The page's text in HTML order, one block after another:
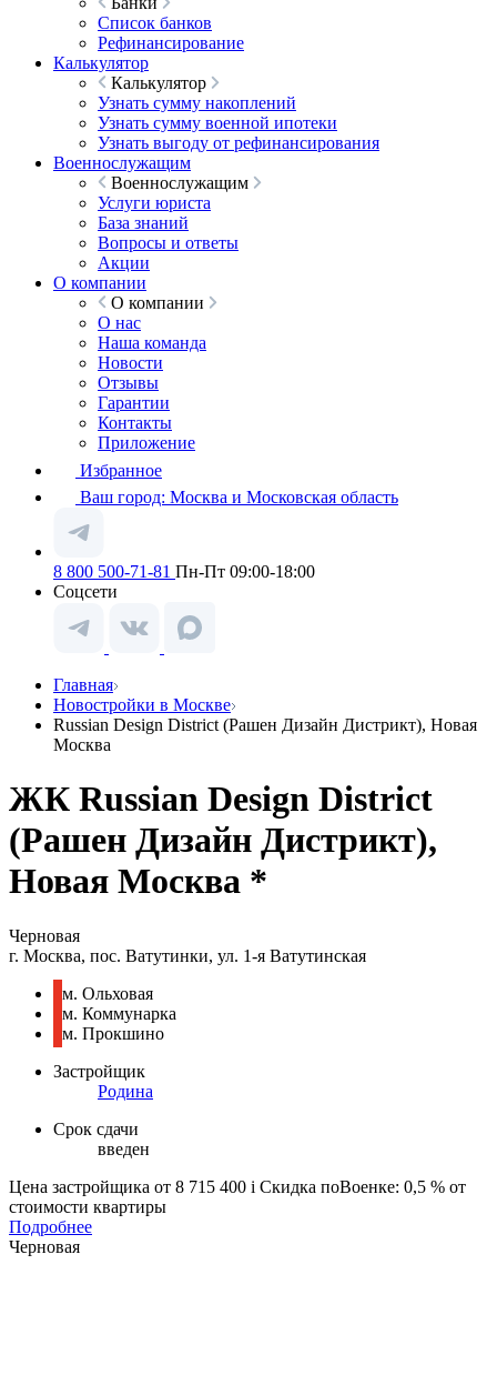
Список банков
Рефинансирование
Калькулятор
Калькулятор
Узнать сумму накоплений
Узнать сумму военной ипотеки
Узнать выгоду от рефинансирования
Военнослужащим
Военнослужащим
Услуги юриста
База знаний
Вопросы и ответы
Акции
О компании
О компании
О нас
Наша команда
Новости
Отзывы
Гарантии
Контакты
Приложение
Избранное
Ваш город: Москва и Московская область
8 800 500-71-81 Пн-Пт 09:00-18:00
Соцсети
Главная
Новостройки в Москве
Russian Design District (Рашен Дизайн Дистрикт), Новая
Москва
ЖК Russian Design District
(Рашен Дизайн Дистрикт),
Новая Москва *
Черновая
г. Москва, пос. Ватутинки, ул. 1-я Ватутинская
м. Ольховая
м. Коммунарка
м. Прокшино
Застройщик
Родина
Срок сдачи
введен
Цена застройщика от 8 715 400 i Скидка поВоенке: 0,5 % от
стоимости квартиры
Подробнее
Черновая